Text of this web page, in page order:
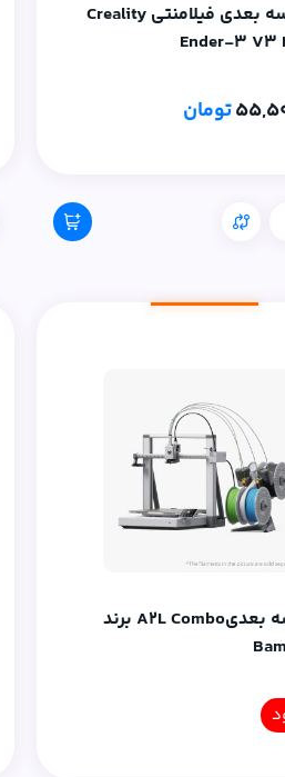
پرینتر سه بعدی فیلامنتی Creality
تومان
پرینترسه بعدیA2L Combo برند